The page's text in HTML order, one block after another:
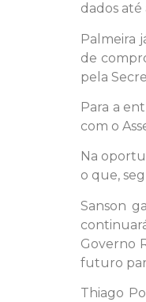
dados
Palmeira
de
pela
Para a
com o
Na
o que,
Sanson
Governo
futuro
Thiago